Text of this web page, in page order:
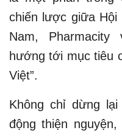
chiến lược giữa Hội
Nam,
hướng tới mục tiêu
Việt”.
Không chỉ dừng
động thiện